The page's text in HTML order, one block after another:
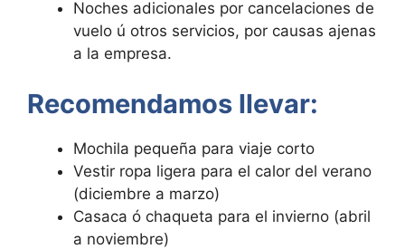
Noches adicionales por cancelaciones de
vuelo ú otros servicios, por causas ajenas
a la empresa.
Recomendamos llevar:
Mochila pequeña para viaje corto
Vestir ropa ligera para el calor del verano
(diciembre a marzo)
Casaca ó chaqueta para el invierno (abril
a noviembre)